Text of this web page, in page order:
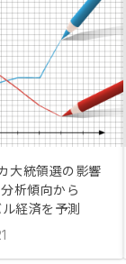
大統領選の影響
析傾向から
経済を予測